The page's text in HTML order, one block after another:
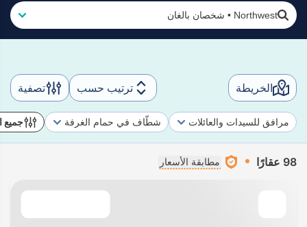
Northwest
• شخصان بالغان
الخريطة ترتيب حسب تصفية
مرافق للسيدات والعائلات شطّاف في حمام الغرفة جميع
98 عقارًا مطابقة الأسعار